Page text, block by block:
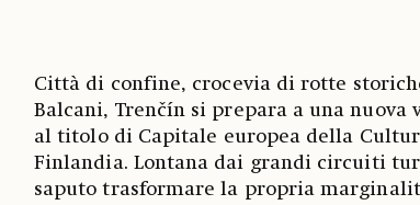
Città di confine, crocevia di rotte
Balcani, Trenčín si prepara a una
al titolo di Capitale europea della
Finlandia. Lontana dai grandi circuiti
saputo trasformare la propria